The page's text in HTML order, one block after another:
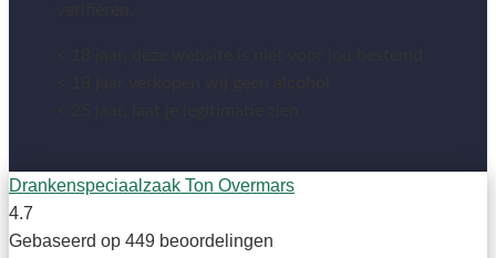
Drankenspeciaalzaak Ton Overmars
4.7
Gebaseerd op 449 beoordelingen